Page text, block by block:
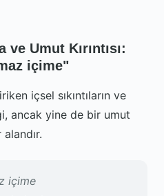
Umut Kırıntısı:
içime"
içsel sıkıntıların ve
ancak yine de bir umut
alandır.
içime